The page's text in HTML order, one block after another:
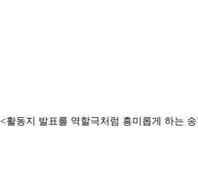
<활동지 발표를 역할극처럼 흥미롭게 하는